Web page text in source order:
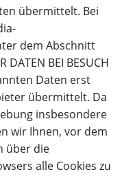
übermittelt. Bei
dem Abschnitt
DATEN BEI BESUCH
Daten erst
übermittelt. Da
insbesondere
wir Ihnen, vor dem
über die
alle Cookies zu